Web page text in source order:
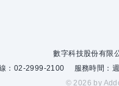
數字科技股份有限
：02-2999-2100
服務時間：
© 2026 by